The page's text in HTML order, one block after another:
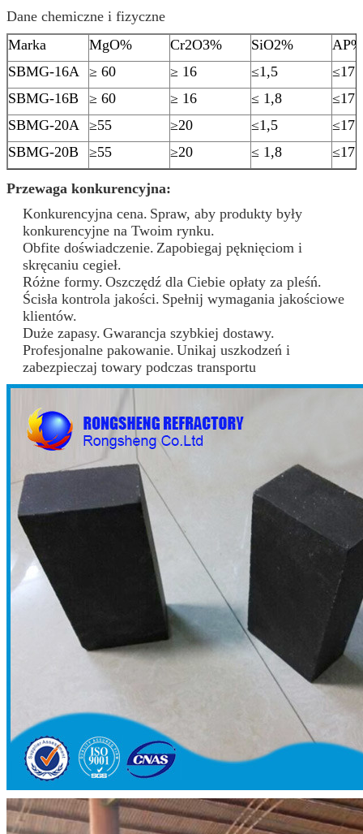
Dane chemiczne i fizyczne
Marka
MgO% Cr2O3% SiO2%
AP%
SBMG-16A
≥ 60 ≥ 16 ≤1,5
≤17
SBMG-16B
≥ 60 ≥ 16 ≤ 1,8
≤17
SBMG-20A
≥55 ≥20 ≤1,5
≤17
SBMG-20B
≥55 ≥20 ≤ 1,8 ≤17
Przewaga konkurencyjna:
Konkurencyjna cena. Spraw, aby produkty były
konkurencyjne na Twoim rynku.
Obfite doświadczenie. Zapobiegaj pęknięciom i
skręcaniu cegieł.
Różne formy. Oszczędź dla Ciebie opłaty za pleśń.
Ścisła kontrola jakości. Spełnij wymagania jakościowe
klientów.
Duże zapasy. Gwarancja szybkiej dostawy.
Profesjonalne pakowanie. Unikaj uszkodzeń i
zabezpieczaj towary podczas transportu